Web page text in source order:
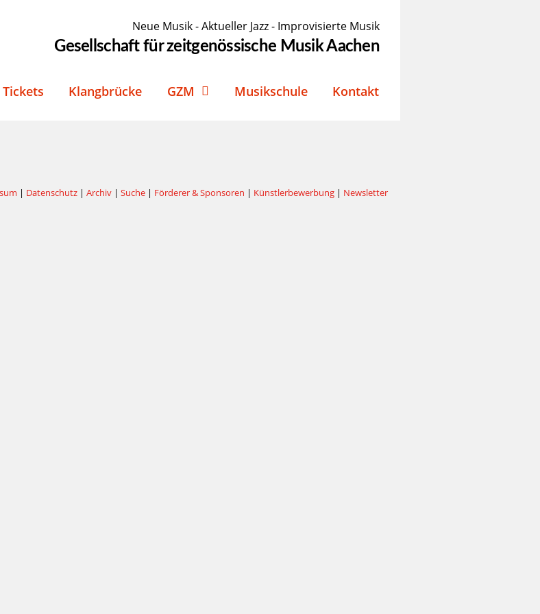
Neue Musik - Aktueller Jazz - Improvisierte Musik
Gesellschaft für zeitgenössische Musik Aachen
Tickets Klangbrücke GZM Musikschule Kontakt
| Datenschutz |Archiv |Suche | Förderer & Sponsoren | Künstlerbewerbung | Newsletter